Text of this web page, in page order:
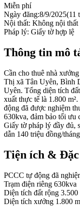
Miễn phí
Ngày đăng:8/9/2025(11
Nội thất: Không nội thất
Pháp lý: Giấy tờ hợp lệ
Thông tin mô
Cần cho thuê nhà
Thị xã Tân Uyên, Bình
Uyên. Tổng diện tích
xuất thực tế là 1.800
động đã được nghiệm
630kva, đảm bảo tối ưu
Giấy tờ pháp lý đầy đủ,
dẫn 140 triệu đồng/
Tiện ích &
PCCC tự động đã
Trạm điện riêng 630kva
Diện tích đất rộng 3.500
Diện tích xưởng 1.800